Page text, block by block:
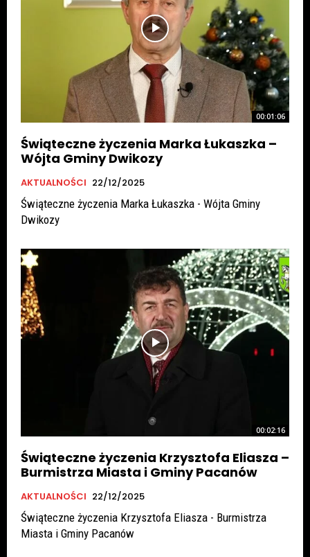
00:01:06
Świąteczne życzenia Marka Łukaszka –
Wójta Gminy Dwikozy
AKTUALNOŚCI 22/12/2025
Świąteczne życzenia Marka Łukaszka - Wójta Gminy
Dwikozy
00:02:16
Świąteczne życzenia Krzysztofa Eliasza –
Burmistrza Miasta i Gminy Pacanów
AKTUALNOŚCI 22/12/2025
Świąteczne życzenia Krzysztofa Eliasza - Burmistrza
Miasta i Gminy Pacanów